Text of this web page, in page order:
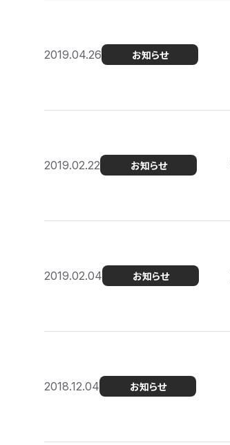
2019.04.26 お知らせ
2019.02.22 お知らせ
2019.02.04 お知らせ
2018.12.04 お知らせ